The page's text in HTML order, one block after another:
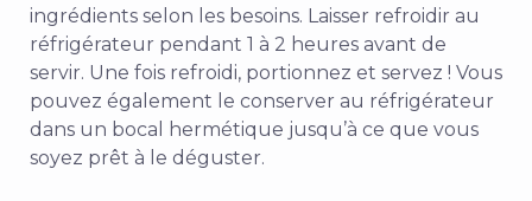
ingrédients selon les besoins. Laisser refroidir au
réfrigérateur pendant 1 à 2 heures avant de
servir. Une fois refroidi, portionnez et servez ! Vous
pouvez également le conserver au réfrigérateur
dans un bocal hermétique jusqu’à ce que vous
soyez prêt à le déguster.